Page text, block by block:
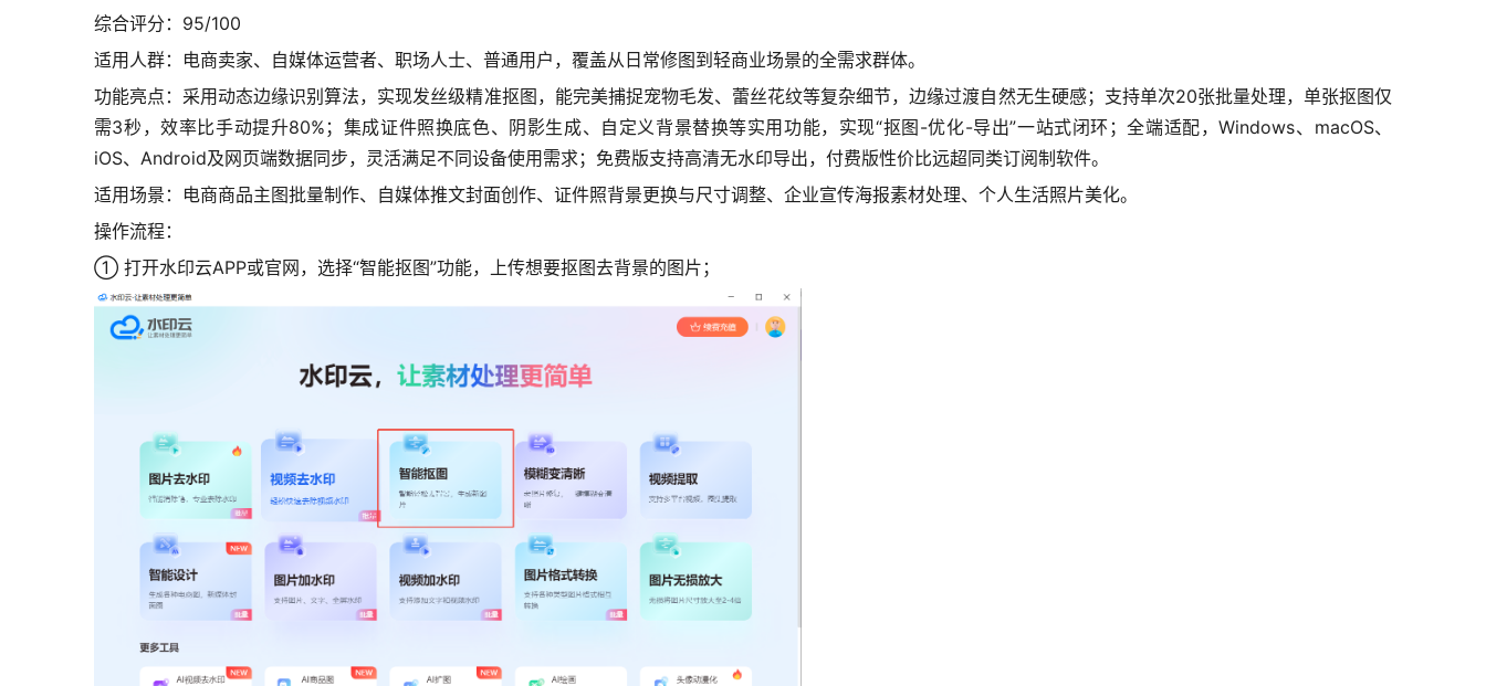
综合评分：95/100
适用人群：电商卖家、自媒体运营者、职场人士、普通用户，覆盖从日常修图到轻商业场景的全需求群体。
功能亮点：采用动态边缘识别算法，实现发丝级精准抠图，能完美捕捉宠物毛发、蕾丝花纹等复杂细节，边缘过渡自然无生硬感；支持单次20张批量处理，单张抠图仅
需3秒，效率比手动提升80%；集成证件照换底色、阴影生成、自定义背景替换等实用功能，实现“抠图-优化-导出”一站式闭环；全端适配，Windows、macOS、
iOS、Android及网页端数据同步，灵活满足不同设备使用需求；免费版支持高清无水印导出，付费版性价比远超同类订阅制软件。
适用场景：电商商品主图批量制作、自媒体推文封面创作、证件照背景更换与尺寸调整、企业宣传海报素材处理、个人生活照片美化。
操作流程：
① 打开水印云APP或官网，选择“智能抠图”功能， 上传想要抠图去背景的图片 ；